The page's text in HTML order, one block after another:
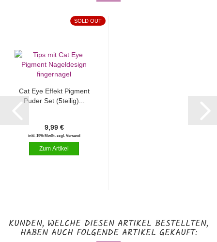
SOLD OUT
Cat Eye Effekt Pigment
Puder Set (5teilig)...
9,99 €
inkl. 19% MwSt. zzgl. Versand
KUNDEN, WELCHE DIESEN ARTIKEL BESTELLTEN,
HABEN AUCH FOLGENDE ARTIKEL GEKAUFT: